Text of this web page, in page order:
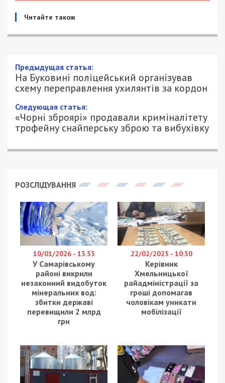
Читайте також
Предыдущая статья:
На Буковині поліцейський організував
схему переправлення ухилянтів за кордон
Следующая статья:
«Чорні зброярі» продавали криміналітету
трофейну снайперську зброю та вибухівку
РОЗСЛІДУВАННЯ
10/01/2026 - 13:33
У Самарівському
районі викрили
незаконний видобуток
мінеральних вод:
збитки державі
перевищили 2 млрд
грн
22/02/2025 - 10:30
Керівник
Хмельницької
райадміністрації за
гроші допомагав
чоловікам уникати
мобілізації